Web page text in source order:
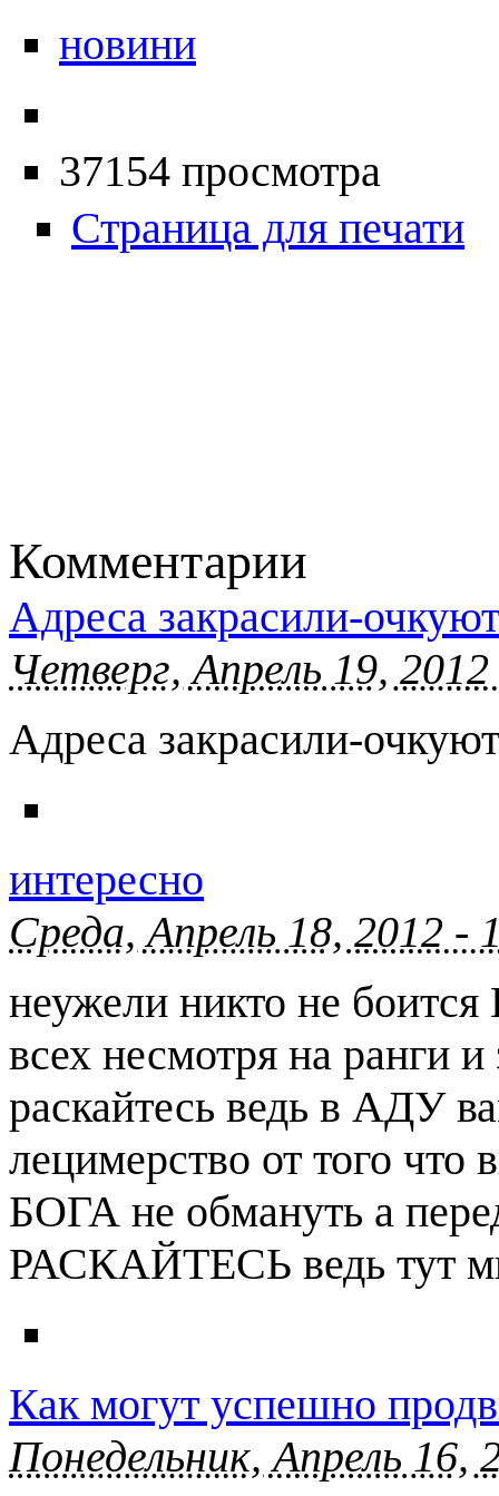
новини
37154 просмотра
Страница для печати
Комментарии
Адреса закрасили-очкуют
Четверг, Апрель 19,
Адреса закрасили-
интересно
Среда, Апрель 18, 2012 -
неужели никто не
всех несмотря на ранги
раскайтесь ведь в АДУ
лецимерство от того что
БОГА не обмануть а
РАСКАЙТЕСЬ ведь тут
Как могут успешно
Понедельник, Апрель 16,